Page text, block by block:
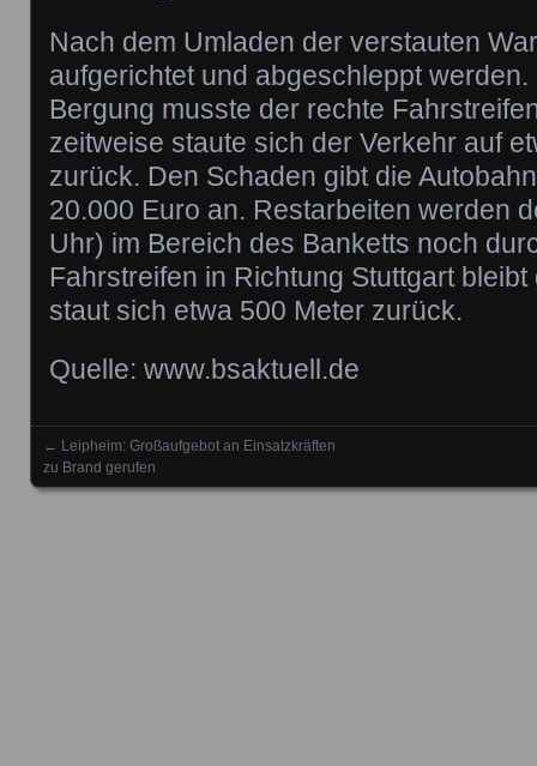
Nach dem Umladen der verstauten
aufgerichtet und abgeschleppt
Bergung musste der rechte
zeitweise staute sich der Verkehr auf
zurück. Den Schaden gibt die
20.000 Euro an. Restarbeiten werden
Uhr) im Bereich des Banketts noch
Fahrstreifen in Richtung Stuttgart
staut sich etwa 500 Meter zurück.
Quelle: www.bsaktuell.de
Posts navigation
← Leipheim: Großaufgebot an Einsatzkräften
zu Brand gerufen